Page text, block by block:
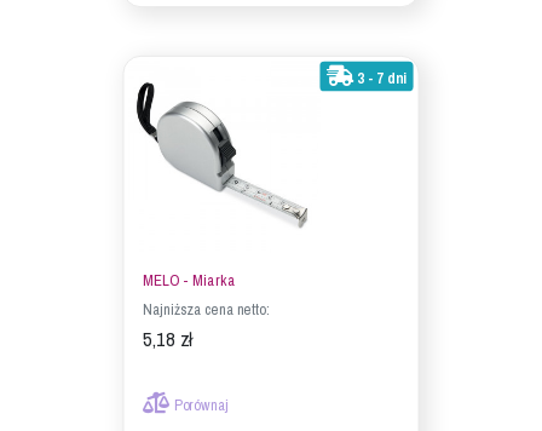
3 - 7 dni
MELO - Miarka
Najniższa cena netto:
5,18 zł
Porównaj